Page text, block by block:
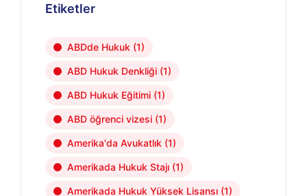
Etiketler
ABDde Hukuk (1)
ABD Hukuk Denkliği (1)
ABD Hukuk Eğitimi (1)
ABD öğrenci vizesi (1)
Amerika'da Avukatlık (1)
Amerikada Hukuk Stajı (1)
Amerikada Hukuk Yüksek Lisansı (1)